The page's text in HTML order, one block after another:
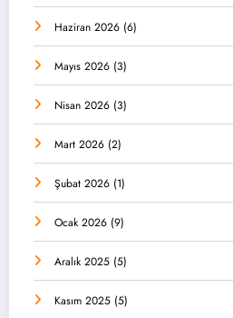
Haziran 2026 (6)
Mayıs 2026 (3)
Nisan 2026 (3)
Mart 2026 (2)
Şubat 2026 (1)
Ocak 2026 (9)
Aralık 2025 (5)
Kasım 2025 (5)